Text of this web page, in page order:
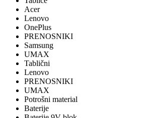
Acer
Lenovo
OnePlus
PRENOSNIKI
Samsung
UMAX
Tablični
Lenovo
PRENOSNIKI
UMAX
Potrošni material
Baterije